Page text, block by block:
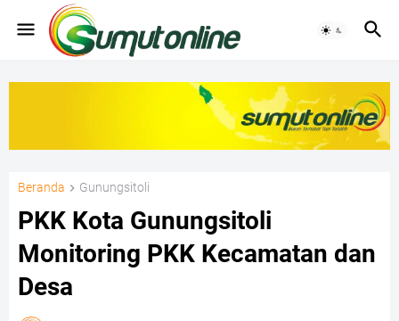
Beranda Gunungsitoli
PKK Kota Gunungsitoli
Monitoring PKK Kecamatan dan
Desa